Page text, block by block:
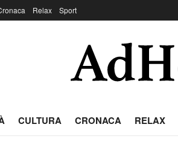
Relax Sport
CULTURA CRONACA RELAX